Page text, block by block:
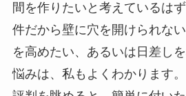
間を作りたいと考えているは
件だから壁に穴を開けられな
を高めたい、あるいは日差し
悩みは、私もよくわかります